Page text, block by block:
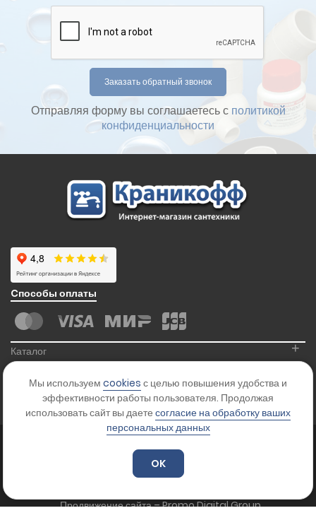
Отправляя форму вы соглашаетесь с политикой
конфиденциальности
Cпособы оплаты
Каталог +
Контакты
. Все права защищены.
Цены на сайте указаны для ознакомления и не являются офертой.
Продвижение сайта – Promo Digital Group
Мы используем cookies с целью повышения удобства и
эффективности работы пользователя. Продолжая
использовать сайт вы даете согласие на обработку ваших
персональных данных
OK